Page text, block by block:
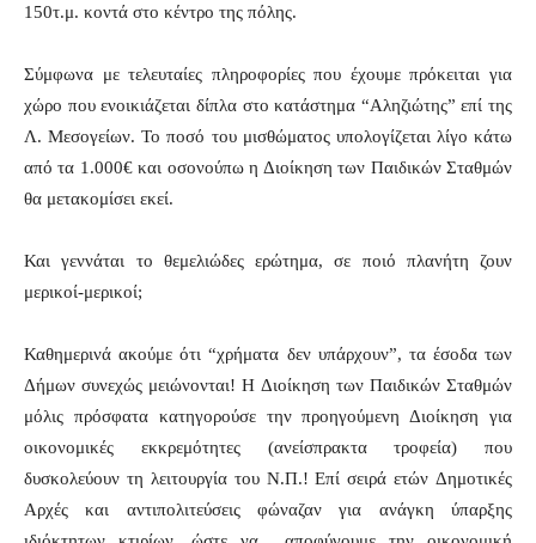
150τ.μ. κοντά στο κέντρο της πόλης.
Σύμφωνα με τελευταίες πληροφορίες που έχουμε πρόκειται για
χώρο που ενοικιάζεται δίπλα στο κατάστημα “Αληζιώτης” επί της
Λ. Μεσογείων. Το ποσό του μισθώματος υπολογίζεται λίγο κάτω
από τα 1.000€ και οσονούπω η Διοίκηση των Παιδικών Σταθμών
θα μετακομίσει εκεί.
Και γεννάται το θεμελιώδες ερώτημα, σε ποιό πλανήτη ζουν
μερικοί-μερικοί;
Καθημερινά ακούμε ότι “χρήματα δεν υπάρχουν”, τα έσοδα των
Δήμων συνεχώς μειώνονται! Η Διοίκηση των Παιδικών Σταθμών
μόλις πρόσφατα κατηγορούσε την προηγούμενη Διοίκηση για
οικονομικές εκκρεμότητες (ανείσπρακτα τροφεία) που
δυσκολεύουν τη λειτουργία του Ν.Π.! Επί σειρά ετών Δημοτικές
Αρχές και αντιπολιτεύσεις φώναζαν για ανάγκη ύπαρξης